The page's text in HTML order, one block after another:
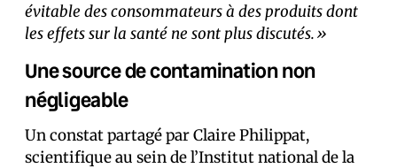
évitable des consommateurs à des produits dont
les effets sur la santé ne sont plus discutés.»
Une source de contamination non
négligeable
Un constat partagé par Claire Philippat,
scientifique au sein de l’Institut national de la